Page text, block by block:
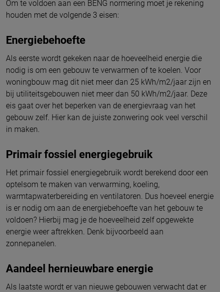
Om te voldoen aan een BENG normering moet je rekening
houden met de volgende 3 eisen:
Energiebehoefte
Als eerste wordt gekeken naar de hoeveelheid energie die
nodig is om een gebouw te verwarmen of te koelen. Voor
woningbouw mag dit niet meer dan 25 kWh/m2/jaar zijn en
bij utiliteitsgebouwen niet meer dan 50 kWh/m2/jaar. Deze
eis gaat over het beperken van de energievraag van het
gebouw zelf. Hier kan de juiste zonwering ook veel verschil
in maken.
Primair fossiel energiegebruik
Het primair fossiel energiegebruik wordt berekend door een
optelsom te maken van verwarming, koeling,
warmtapwaterbereiding en ventilatoren. Dus hoeveel energie
is er nodig om aan de energiebehoefte van het gebouw te
voldoen? Hierbij mag je de hoeveelheid zelf opgewekte
energie weer aftrekken. Denk bijvoorbeeld aan
zonnepanelen.
Aandeel hernieuwbare energie
Als laatste wordt er van nieuwe gebouwen verwacht dat er